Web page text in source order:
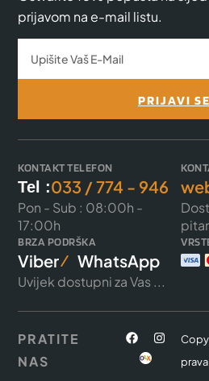
prijavom na e-mail listu.
PRIJAVI SE
KONTAKT TELEFON
Tel :033 / 774 - 946
Pon - Sub : 08:00h -
17:00h
BRZA PODRŠKA
Viber WhatsApp
Uvijek dostupni za Vas ...
PRATITE
NAS